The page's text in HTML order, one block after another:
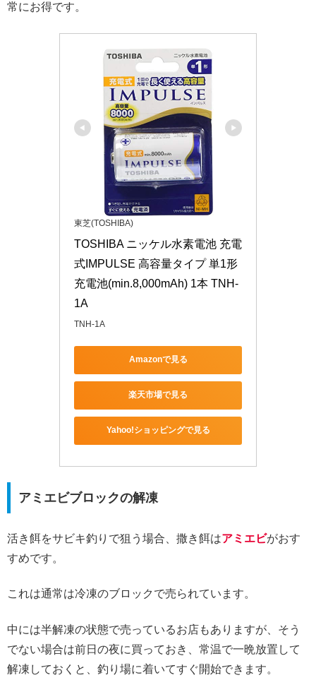
常にお得です。
東芝(TOSHIBA)
TOSHIBA ニッケル水素電池 充電
式IMPULSE 高容量タイプ 単1形
充電池(min.8,000mAh) 1本 TNH-
1A
TNH-1A
Amazonで見る
楽天市場で見る
Yahoo!ショッピングで見る
アミエビブロックの解凍
活き餌をサビキ釣りで狙う場合、撒き餌はアミエビがおす
すめです。
これは通常は冷凍のブロックで売られています。
中には半解凍の状態で売っているお店もありますが、そう
でない場合は前日の夜に買っておき、常温で一晩放置して
解凍しておくと、釣り場に着いてすぐ開始できます。